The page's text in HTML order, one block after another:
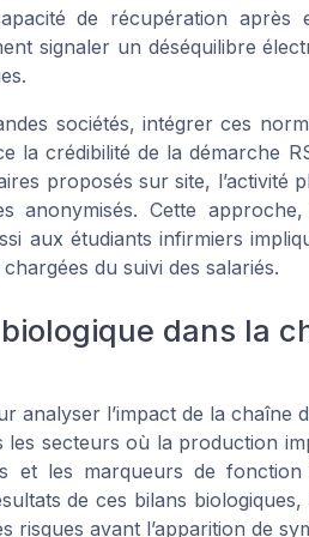
de récupération après
signaler un déséquilibre
sociétés, intégrer ces
la crédibilité de la démarche
proposés sur site, l’activité
anonymisés. Cette
aux étudiants infirmiers
du suivi des salariés.
dans la
analyser l’impact de la chaîne
secteurs où la production
et les marqueurs de fonction
de ces bilans
risques avant l’apparition de